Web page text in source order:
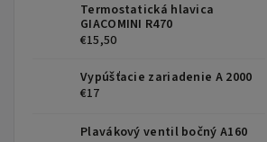
Termostatická hlavica
GIACOMINI R470
€15,50
Vypúšťacie zariadenie A 2000
€17
Plavákový ventil bočný A160